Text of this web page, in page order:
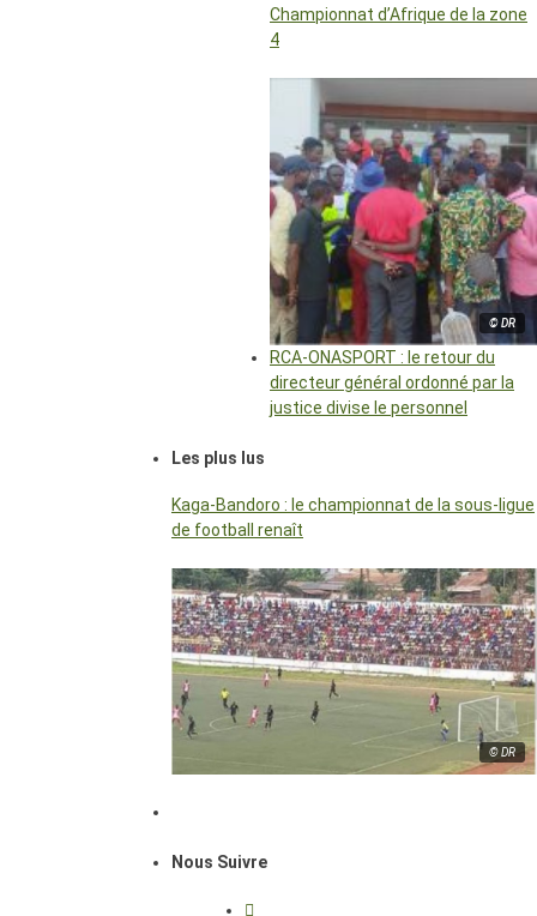
Championnat d’Afrique de la zone
4
© DR
RCA-ONASPORT : le retour du
directeur général ordonné par la
justice divise le personnel
Les plus lus
Kaga-Bandoro : le championnat de la sous-ligue
de football renaît
© DR
Nous Suivre